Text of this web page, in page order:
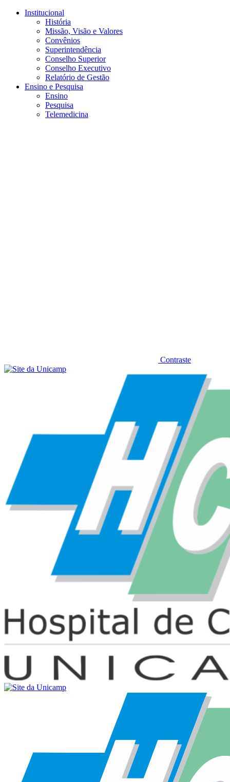
Conteúdo principal
Institucional
História
Missão, Visão e Valores
Convênios
Superintendência
Conselho Superior
Conselho Executivo
Relatório de Gestão
Ensino e Pesquisa
Ensino
Pesquisa
Telemedicina
Contraste